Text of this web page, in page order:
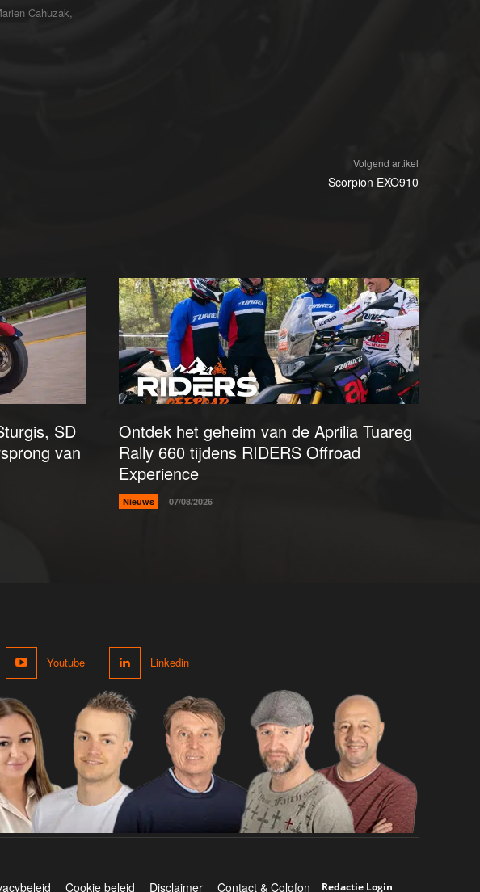
Cahuzak,
Volgend artikel
Scorpion EXO910
SD
van
Ontdek het geheim van de Aprilia Tuareg
Rally 660 tijdens RIDERS Offroad
Experience
Nieuws 07/08/2026
Youtube Linkedin
Cookie beleid Disclaimer Contact & Colofon Redactie Login